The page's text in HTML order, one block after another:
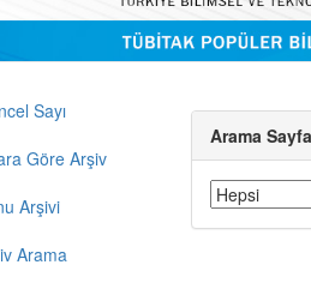
Sayı
Göre Arşiv
Arşivi
Arama
Arama